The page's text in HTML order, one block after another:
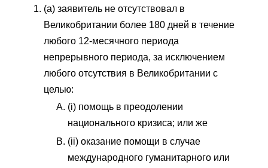
(a) заявитель не отсутствовал в
Великобритании более 180 дней в течение
любого 12-месячного периода
непрерывного периода, за исключением
любого отсутствия в Великобритании с
целью:
(i) помощь в преодолении
национального кризиса; или же
(ii) оказание помощи в случае
международного гуманитарного или